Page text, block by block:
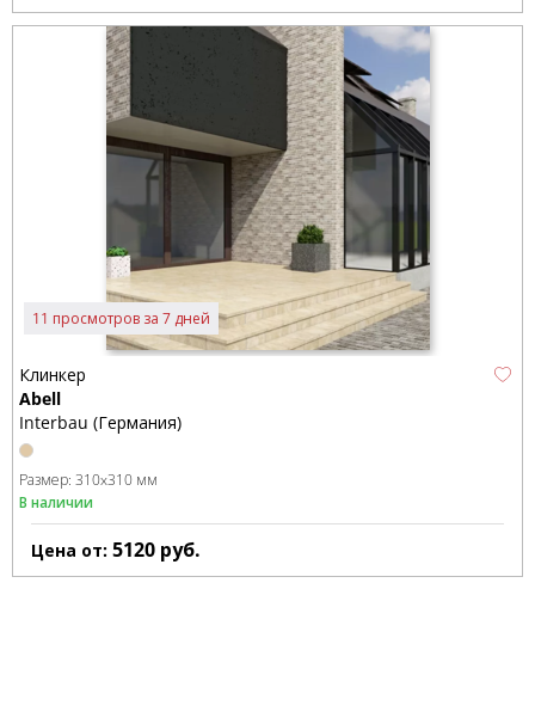
11 просмотров за 7 дней
Клинкер
Abell
Interbau (Германия)
Размер: 310x310 мм
В наличии
Цена от: 5120 руб.